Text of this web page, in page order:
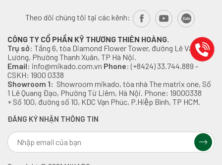
Theo dõi chúng tôi tại các kênh:
CÔNG TY CỔ PHẦN KỸ THƯƠNG THIÊN HOÀNG.
Trụ sở: Tầng 6, tòa Diamond Flower Tower, đường Lê Văn
Lương, Phường Thanh Xuân, TP Hà Nội.
Email: info@mikado.com.vn Phone: (+8424) 33.744.889 -
CSKH: 1900 0338
Showroom 1: Showroom mikado, tòa nhà The matrix one, Số
1 Lê Quang Đạo, Phường Từ Liêm, Hà Nội. Phone: 19000338
+ Số 100, đường số 10, KDC Vạn Phúc, P.Hiệp Bình, TP HCM.
ĐĂNG KÝ NHẬN THÔNG TIN